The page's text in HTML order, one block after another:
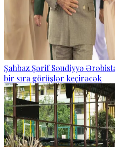
Şahbaz Şərif Səudiyyə
bir sıra görüşlər keçirəcək